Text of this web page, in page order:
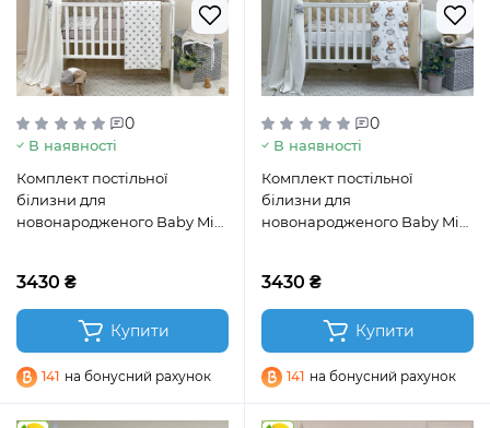
0
В наявності
Комплект постільної
білизни для
новонародженого Baby Mix
3430 ₴
Купити
141 на бонусний рахунок
0
В наявності
Комплект постільної
білизни для
новонародженого Baby Mix
3430 ₴
Купити
141 на бонусний рахунок